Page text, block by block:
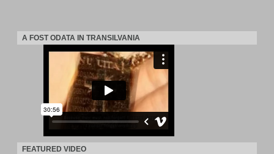
A FOST ODATA IN TRANSILVANIA
FEATURED VIDEO